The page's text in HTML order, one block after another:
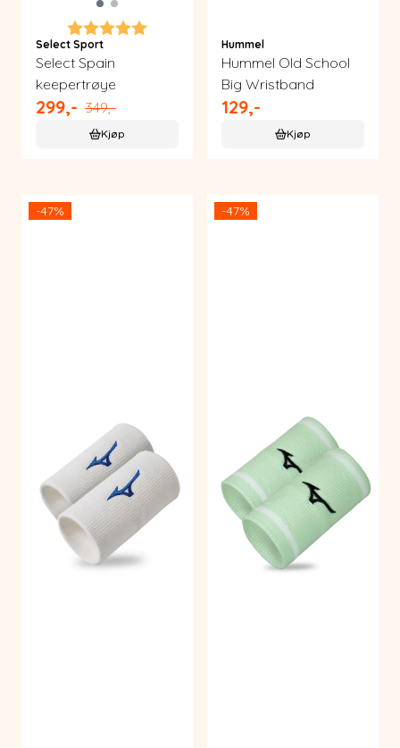
Karakter:
Select Sport
Select Spain
keepertrøye
299,- 349,-
Kjøp
Hummel
Hummel Old School
Big Wristband
129,-
Kjøp
-47% -47%